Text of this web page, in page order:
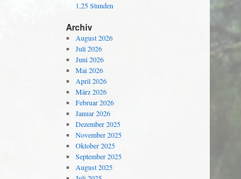
1,25 Stunden
Archiv
August 2026
Juli 2026
Juni 2026
Mai 2026
April 2026
März 2026
Februar 2026
Januar 2026
Dezember 2025
November 2025
Oktober 2025
September 2025
August 2025